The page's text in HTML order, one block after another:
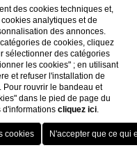
ITI
Resort
Colonna Capo TestaPRENOTA
des cookies techniques et,
analytiques et de
des annonces.
de cookies, cliquez
sélectionner des catégories
les cookies" ; en utilisant
et refuser l'installation de
rouvrir le bandeau et
dans le pied de page du
d'informations cliquez ici.